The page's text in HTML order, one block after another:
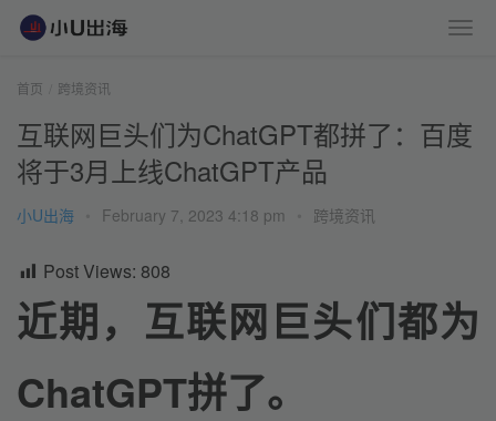
首页 跨境资讯
互联网巨头们为ChatGPT都拼了：百度
将于3月上线ChatGPT产品
小U出海 February 7, 2023 4:18 pm 跨境资讯
Post Views: 808
近期，互联网巨头们都为
ChatGPT拼了。